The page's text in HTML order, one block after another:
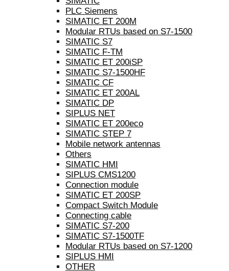
PLC Siemens
SIMATIC ET 200M
Modular RTUs based on S7-1500
SIMATIC S7
SIMATIC F-TM
SIMATIC ET 200iSP
SIMATIC S7-1500HF
SIMATIC CF
SIMATIC ET 200AL
SIMATIC DP
SIPLUS NET
SIMATIC ET 200eco
SIMATIC STEP 7
Mobile network antennas
Others
SIMATIC HMI
SIPLUS CMS1200
Connection module
SIMATIC ET 200SP
Compact Switch Module
Connecting cable
SIMATIC S7-200
SIMATIC S7-1500TF
Modular RTUs based on S7-1200
SIPLUS HMI
OTHER